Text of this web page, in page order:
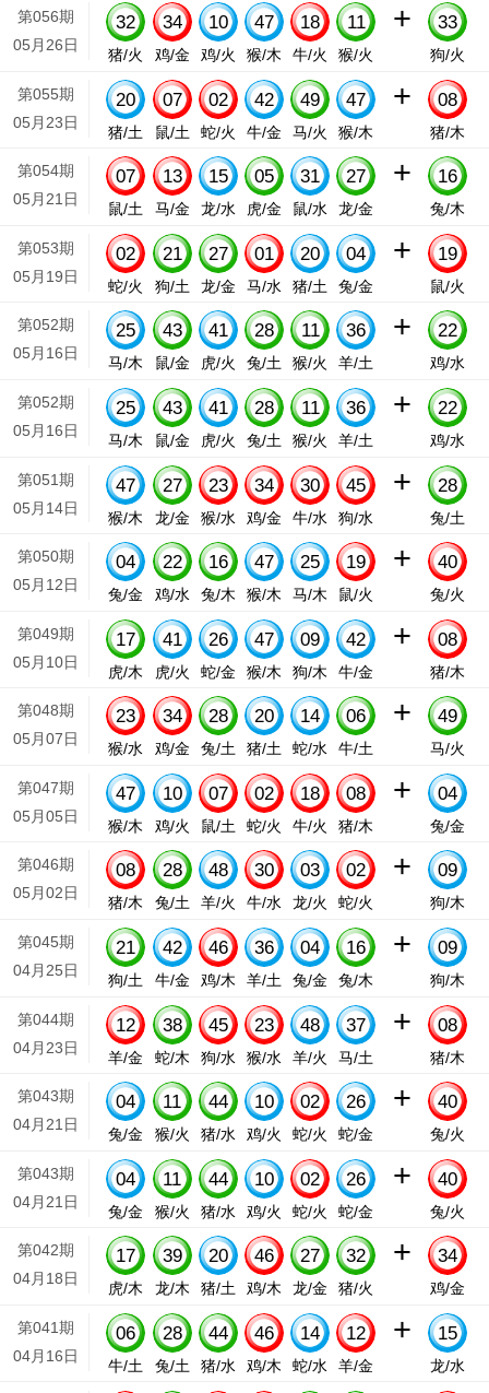
第056期
05月26日
32
猪/火
34
鸡/金
10
鸡/火
47
猴/木
18
牛/火
11
猴/火
+ 33
狗/火
第055期
05月23日
20
猪/土
07
鼠/土
02
蛇/火
42
牛/金
49
马/火
47
猴/木
+ 08
猪/木
第054期
05月21日
07
鼠/土
13
马/金
15
龙/水
05
虎/金
31
鼠/水
27
龙/金
+ 16
兔/木
第053期
05月19日
02
蛇/火
21
狗/土
27
龙/金
01
马/水
20
猪/土
04
兔/金
+ 19
鼠/火
第052期
05月16日
25
马/木
43
鼠/金
41
虎/火
28
兔/土
11
猴/火
36
羊/土
+ 22
鸡/水
第052期
05月16日
25
马/木
43
鼠/金
41
虎/火
28
兔/土
11
猴/火
36
羊/土
+ 22
鸡/水
第051期
05月14日
47
猴/木
27
龙/金
23
猴/水
34
鸡/金
30
牛/水
45
狗/水
+ 28
兔/土
第050期
05月12日
04
兔/金
22
鸡/水
16
兔/木
47
猴/木
25
马/木
19
鼠/火
+ 40
兔/火
第049期
05月10日
17
虎/木
41
虎/火
26
蛇/金
47
猴/木
09
狗/木
42
牛/金
+ 08
猪/木
第048期
05月07日
23
猴/水
34
鸡/金
28
兔/土
20
猪/土
14
蛇/水
06
牛/土
+ 49
马/火
第047期
05月05日
47
猴/木
10
鸡/火
07
鼠/土
02
蛇/火
18
牛/火
08
猪/木
+ 04
兔/金
第046期
05月02日
08
猪/木
28
兔/土
48
羊/火
30
牛/水
03
龙/火
02
蛇/火
+ 09
狗/木
第045期
04月25日
21
狗/土
42
牛/金
46
鸡/木
36
羊/土
04
兔/金
16
兔/木
+ 09
狗/木
第044期
04月23日
12
羊/金
38
蛇/木
45
狗/水
23
猴/水
48
羊/火
37
马/土
+ 08
猪/木
第043期
04月21日
04
兔/金
11
猴/火
44
猪/水
10
鸡/火
02
蛇/火
26
蛇/金
+ 40
兔/火
第043期
04月21日
04
兔/金
11
猴/火
44
猪/水
10
鸡/火
02
蛇/火
26
蛇/金
+ 40
兔/火
第042期
04月18日
17
虎/木
39
龙/木
20
猪/土
46
鸡/木
27
龙/金
32
猪/火
+ 34
鸡/金
第041期
04月16日
06
牛/土
28
兔/土
44
猪/水
46
鸡/木
14
蛇/水
12
羊/金
+ 15
龙/水